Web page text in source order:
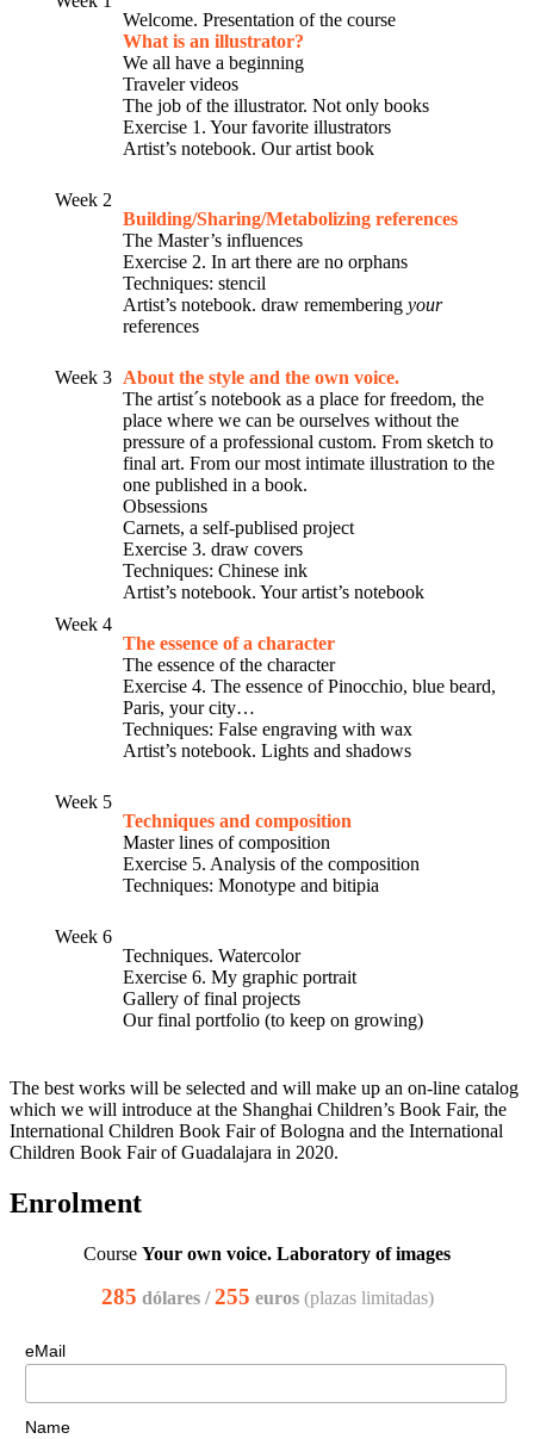
Welcome. Presentation of the course
What is an illustrator?
We all have a beginning
Traveler videos
The job of the illustrator. Not only books
Exercise 1. Your favorite illustrators
Artist’s notebook. Our artist book
Week 2
Building/Sharing/Metabolizing references
The Master’s influences
Exercise 2. In art there are no orphans
Techniques: stencil
Artist’s notebook. draw remembering your
references
Week 3 About the style and the own voice.
The artist´s notebook as a place for freedom, the
place where we can be ourselves without the
pressure of a professional custom. From sketch to
final art. From our most intimate illustration to the
one published in a book.
Obsessions
Carnets, a self-publised project
Exercise 3. draw covers
Techniques: Chinese ink
Artist’s notebook. Your artist’s notebook
Week 4
The essence of a character
The essence of the character
Exercise 4. The essence of Pinocchio, blue beard,
Paris, your city…
Techniques: False engraving with wax
Artist’s notebook. Lights and shadows
Week 5
Techniques and composition
Master lines of composition
Exercise 5. Analysis of the composition
Techniques: Monotype and bitipia
Week 6
Techniques. Watercolor
Exercise 6. My graphic portrait
Gallery of final projects
Our final portfolio (to keep on growing)
The best works will be selected and will make up an on-line catalog
which we will introduce at the Shanghai Children’s Book Fair, the
International Children Book Fair of Bologna and the International
Children Book Fair of Guadalajara in 2020.
Enrolment
Course Your own voice. Laboratory of images
285 dólares /255 euros (plazas limitadas)
eMail
Name